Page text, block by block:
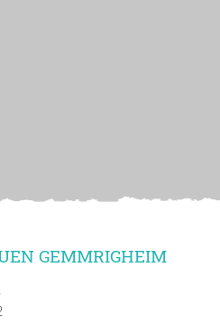
GEMMRIGHEIM